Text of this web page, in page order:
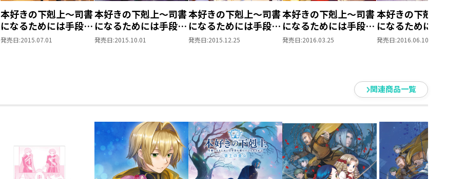
本好きの下剋上～司書
になるためには手段を
選んでいられません～
発売日:2015.07.01
本好きの下剋上～司書
になるためには手段を
選んでいられません～
発売日:2015.10.01
本好きの下剋上～司書
になるためには手段を
選んでいられません～
発売日:2015.12.25
本好きの下剋上～司書
になるためには手段を
選んでいられません～
発売日:2016.03.25
本好きの下剋上～司
になるためには手段
選んでいられません
発売日:2016.06.10
関連商品一覧